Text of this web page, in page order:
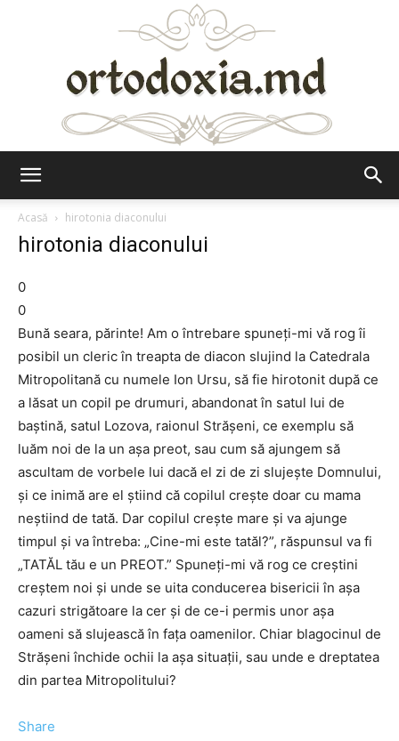
Acasă
hirotonia diaconului
hirotonia diaconului
0
0
Bună seara, părinte! Am o întrebare spuneți-mi vă rog îi
posibil un cleric în treapta de diacon slujind la Catedrala
Mitropolitană cu numele Ion Ursu, să fie hirotonit după ce
a lăsat un copil pe drumuri, abandonat în satul lui de
baștină, satul Lozova, raionul Strășeni, ce exemplu să
luăm noi de la un așa preot, sau cum să ajungem să
ascultam de vorbele lui dacă el zi de zi slujește Domnului,
și ce inimă are el știind că copilul crește doar cu mama
neștiind de tată. Dar copilul crește mare și va ajunge
timpul și va întreba: „Cine-mi este tatăl?”, răspunsul va fi
„TATĂL tău e un PREOT.” Spuneți-mi vă rog ce creștini
creștem noi și unde se uita conducerea bisericii în așa
cazuri strigătoare la cer și de ce-i permis unor așa
oameni să slujească în fața oamenilor. Chiar blagocinul de
Strășeni închide ochii la așa situații, sau unde e dreptatea
din partea Mitropolitului?
Share